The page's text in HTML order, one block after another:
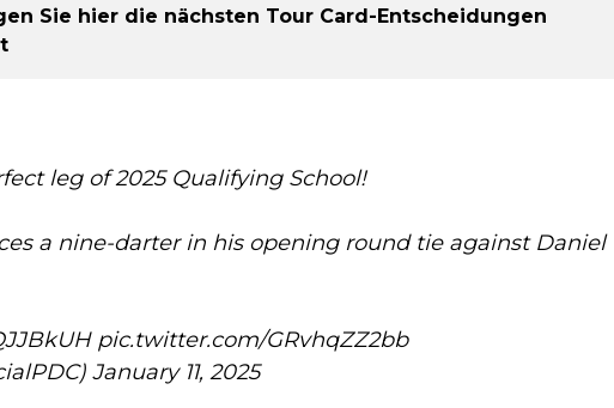
Sie hier die nächsten Tour Card-Entscheidungen
leg of 2025 Qualifying School!
a nine-darter in his opening round tie against Daniel
pic.twitter.com/GRvhqZZ2bb
January 11, 2025